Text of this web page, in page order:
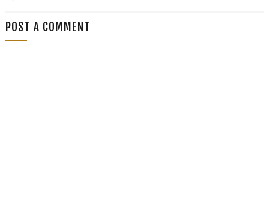
POST A COMMENT